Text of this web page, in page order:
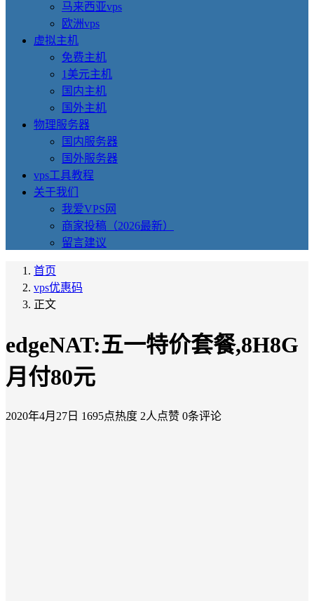
马来西亚vps
欧洲vps
虚拟主机
免费主机
1美元主机
国内主机
国外主机
物理服务器
国内服务器
国外服务器
vps工具教程
关于我们
我爱VPS网
商家投稿（2026最新）
留言建议
首页
vps优惠码
正文
edgeNAT:五一特价套餐,8H8G
月付80元
2020年4月27日 1695点热度 2人点赞 0条评论